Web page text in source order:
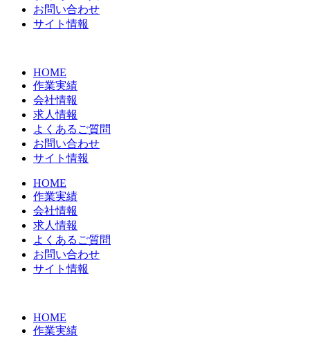
お問い合わせ
サイト情報
HOME
作業実績
会社情報
求人情報
よくあるご質問
お問い合わせ
サイト情報
HOME
作業実績
会社情報
求人情報
よくあるご質問
お問い合わせ
サイト情報
HOME
作業実績